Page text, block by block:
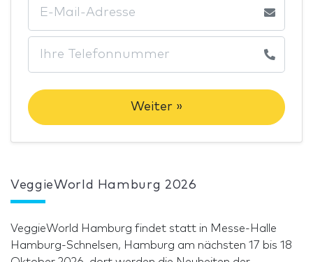
Weiter »
VeggieWorld Hamburg 2026
VeggieWorld Hamburg findet statt in Messe-Halle
Hamburg-Schnelsen, Hamburg am nächsten 17 bis 18